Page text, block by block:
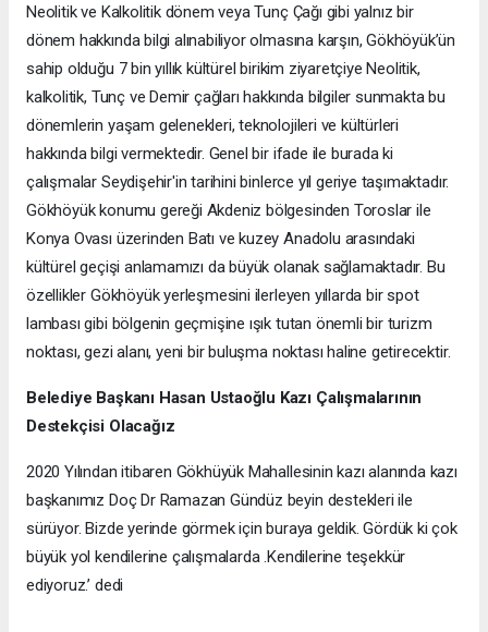
Neolitik ve Kalkolitik dönem veya Tunç Çağı gibi yalnız bir
dönem hakkında bilgi alınabiliyor olmasına karşın, Gökhöyük’ün
sahip olduğu 7 bin yıllık kültürel birikim ziyaretçiye Neolitik,
kalkolitik, Tunç ve Demir çağları hakkında bilgiler sunmakta bu
dönemlerin yaşam gelenekleri, teknolojileri ve kültürleri
hakkında bilgi vermektedir. Genel bir ifade ile burada ki
çalışmalar Seydişehir'in tarihini binlerce yıl geriye taşımaktadır.
Gökhöyük konumu gereği Akdeniz bölgesinden Toroslar ile
Konya Ovası üzerinden Batı ve kuzey Anadolu arasındaki
kültürel geçişi anlamamızı da büyük olanak sağlamaktadır. Bu
özellikler Gökhöyük yerleşmesini ilerleyen yıllarda bir spot
lambası gibi bölgenin geçmişine ışık tutan önemli bir turizm
noktası, gezi alanı, yeni bir buluşma noktası haline getirecektir.
Belediye Başkanı Hasan Ustaoğlu Kazı Çalışmalarının
Destekçisi Olacağız
2020 Yılından itibaren Gökhüyük Mahallesinin kazı alanında kazı
başkanımız Doç Dr Ramazan Gündüz beyin destekleri ile
sürüyor. Bizde yerinde görmek için buraya geldik. Gördük ki çok
büyük yol kendilerine çalışmalarda .Kendilerine teşekkür
ediyoruz.’ dedi